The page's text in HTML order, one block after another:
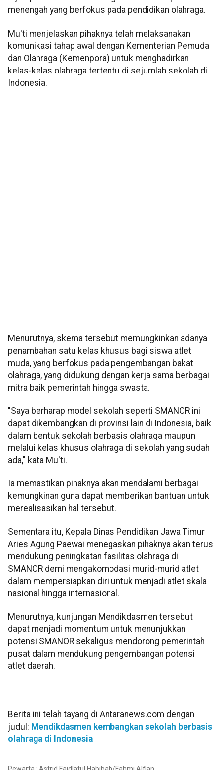
menengah yang berfokus pada pendidikan olahraga.
Mu'ti menjelaskan pihaknya telah melaksanakan
komunikasi tahap awal dengan Kementerian Pemuda
dan Olahraga (Kemenpora) untuk menghadirkan
kelas-kelas olahraga tertentu di sejumlah sekolah di
Indonesia.
Menurutnya, skema tersebut memungkinkan adanya
penambahan satu kelas khusus bagi siswa atlet
muda, yang berfokus pada pengembangan bakat
olahraga, yang didukung dengan kerja sama berbagai
mitra baik pemerintah hingga swasta.
"Saya berharap model sekolah seperti SMANOR ini
dapat dikembangkan di provinsi lain di Indonesia, baik
dalam bentuk sekolah berbasis olahraga maupun
melalui kelas khusus olahraga di sekolah yang sudah
ada," kata Mu'ti.
Ia memastikan pihaknya akan mendalami berbagai
kemungkinan guna dapat memberikan bantuan untuk
merealisasikan hal tersebut.
Sementara itu, Kepala Dinas Pendidikan Jawa Timur
Aries Agung Paewai menegaskan pihaknya akan terus
mendukung peningkatan fasilitas olahraga di
SMANOR demi mengakomodasi murid-murid atlet
dalam mempersiapkan diri untuk menjadi atlet skala
nasional hingga internasional.
Menurutnya, kunjungan Mendikdasmen tersebut
dapat menjadi momentum untuk menunjukkan
potensi SMANOR sekaligus mendorong pemerintah
pusat dalam mendukung pengembangan potensi
atlet daerah.
Berita ini telah tayang di Antaranews.com dengan
judul: Mendikdasmen kembangkan sekolah berbasis
olahraga di Indonesia